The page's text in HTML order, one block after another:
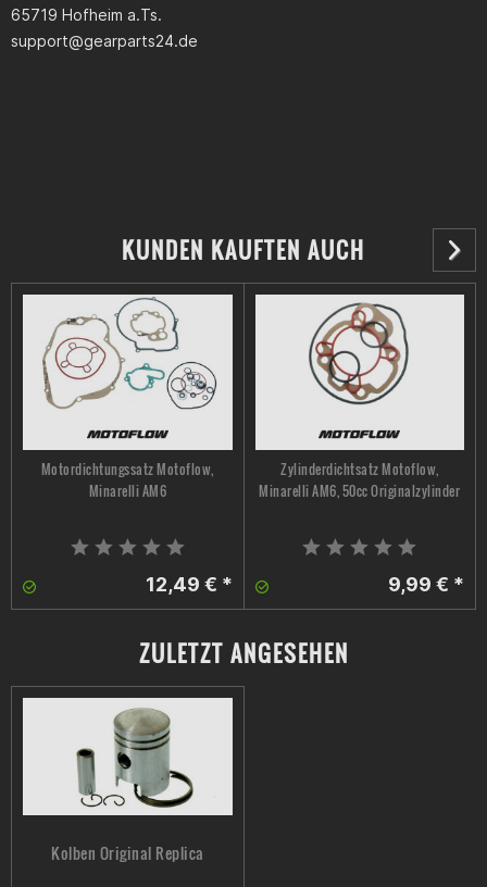
65719 Hofheim a.Ts.
support@gearparts24.de
KUNDEN KAUFTEN AUCH
Motordichtungssatz Motoflow,
Minarelli AM6
12,49 € *
Zylinderdichtsatz Motoflow,
Minarelli AM6, 50cc Originalzylinder
9,99 € *
ZULETZT ANGESEHEN
Kolben Original Replica